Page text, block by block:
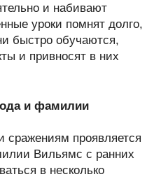
и набивают
уроки помнят долго,
быстро обучаются,
и привносят в них
и фамилии
сражениям проявляется
Вильямс с ранних
в несколько